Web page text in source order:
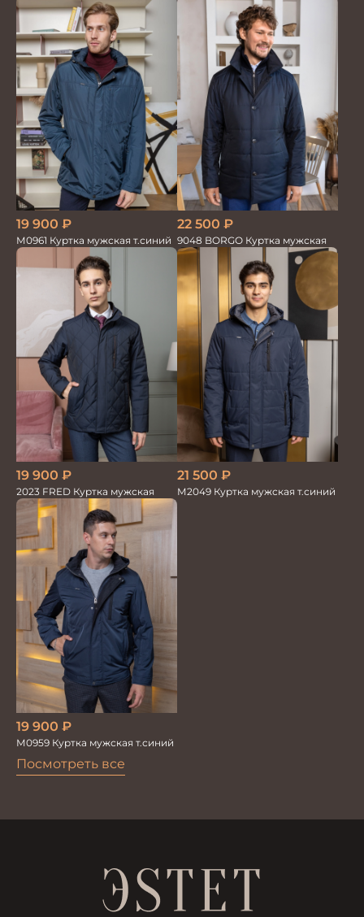
Посмотреть все
19 900 ₽
М0961 Куртка мужская т.синий
22 500 ₽
9048 BORGO Куртка мужская
19 900 ₽
2023 FRED Куртка мужская
21 500 ₽
М2049 Куртка мужская т.синий
19 900 ₽
М0959 Куртка мужская т.синий